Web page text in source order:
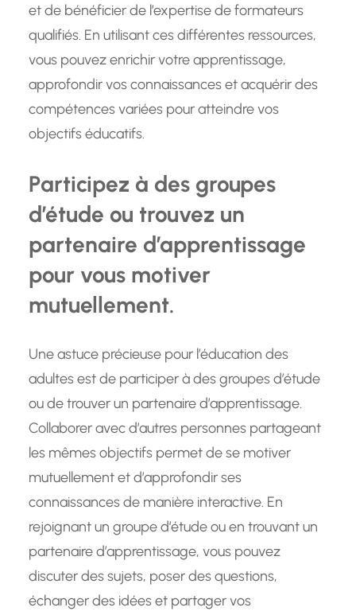
et de bénéficier de l’expertise de formateurs
qualifiés. En utilisant ces différentes ressources,
vous pouvez enrichir votre apprentissage,
approfondir vos connaissances et acquérir des
compétences variées pour atteindre vos
objectifs éducatifs.
Participez à des groupes
d’étude ou trouvez un
partenaire d’apprentissage
pour vous motiver
mutuellement.
Une astuce précieuse pour l’éducation des
adultes est de participer à des groupes d’étude
ou de trouver un partenaire d’apprentissage.
Collaborer avec d’autres personnes partageant
les mêmes objectifs permet de se motiver
mutuellement et d’approfondir ses
connaissances de manière interactive. En
rejoignant un groupe d’étude ou en trouvant un
partenaire d’apprentissage, vous pouvez
discuter des sujets, poser des questions,
échanger des idées et partager vos